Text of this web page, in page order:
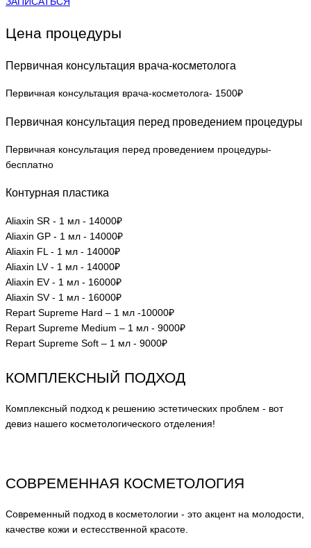
Цена процедуры
Первичная консультация врача-косметолога
Первичная консультация врача-косметолога- 1500₽
Первичная консультация перед проведением процедуры
Первичная консультация перед проведением процедуры-
бесплатно
Контурная пластика
Aliaxin SR - 1 мл - 14000₽
Aliaxin GP - 1 мл - 14000₽
Aliaxin FL - 1 мл - 14000₽
Aliaxin LV - 1 мл - 14000₽
Aliaxin EV - 1 мл - 16000₽
Aliaxin SV - 1 мл - 16000₽
Repart Supreme Hard – 1 мл -10000₽
Repart Supreme Medium – 1 мл - 9000₽
Repart Supreme Soft – 1 мл - 9000₽
КОМПЛЕКСНЫЙ ПОДХОД
Комплексный подход к решению эстетических проблем - вот
девиз нашего косметологического отделения!
СОВРЕМЕННАЯ КОСМЕТОЛОГИЯ
Современный подход в косметологии - это акцент на молодости,
качестве кожи и естесственной красоте.